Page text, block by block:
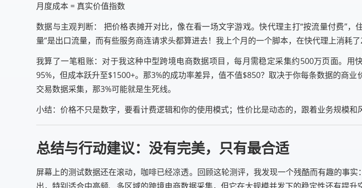
月度成本 = 真实价值指数
数据与主观判断： 把价格表摊开对比，像在看一场文字游戏。快代理主打“按流量付费”
量”是出口流量，而有些服务商连请求头都算进去！我上个月的一个脚本，在快代理上消耗
我算了一笔粗账：对于我这种中型跨境电商数据项目，每月需稳定采集约500万页面。
95%，但成本跃升至$1500+。那3%的成功率差异，值不值$850？取决于你每条数据的商
交易数据采集，那3%可能就是生死线。
小结：价格不只是数字，要看计费逻辑和你的使用模式；性价比是动态的，跟着业务规模和
总结与行动建议：没有完美，只有最合适
屏幕上的测试数据还在滚动，咖啡已经凉透。回顾这轮测评，我发现一个残酷而有趣的事
出，特别适合中高频、多区域的跨境电商数据采集，但它在大规模并发下的稳定性还有提